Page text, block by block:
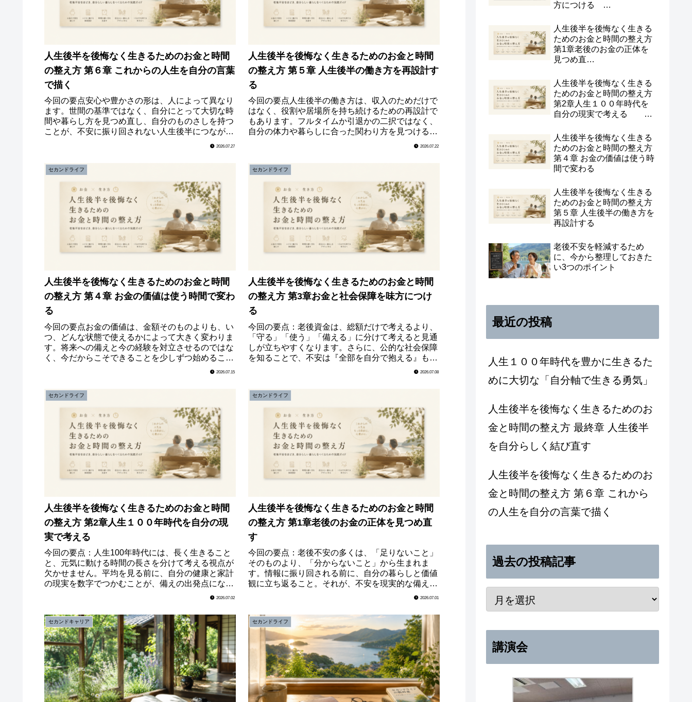
人生後半を後悔なく生きるためのお金と時間
の整え方 第６章 これからの人生を自分の言葉
で描く
今回の要点安心や豊かさの形は、人によって異なり
ます。世間の基準ではなく、自分にとって大切な時
間や暮らし方を見つめ直し、自分のものさしを持つ
ことが、不安に振り回されない人生後半につながり
ます。第６章 これからの人生を自分の言葉で描く
2026.07.27
人生後半を後悔なく生きるためのお金と時間
の整え方 第５章 人生後半の働き方を再設計す
る
今回の要点人生後半の働き方は、収入のためだけで
はなく、役割や居場所を持ち続けるための再設計で
もあります。フルタイムか引退かの二択ではなく、
自分の体力や暮らしに合った関わり方を見つけるこ
とが、前向きな人生後半を支えます。第５章 人生
2026.07.22
セカンドライフ
人生後半を後悔なく生きるためのお金と時間
の整え方 第４章 お金の価値は使う時間で変わ
る
今回の要点お金の価値は、金額そのものよりも、い
つ、どんな状態で使えるかによって大きく変わりま
す。将来への備えと今の経験を対立させるのではな
く、今だからこそできることを少しずつ始めること
が、後悔の少ない人生後半につながります。第４2026.07.15
セカンドライフ
人生後半を後悔なく生きるためのお金と時間
の整え方 第3章お金と社会保障を味方につけ
る
今回の要点：老後資金は、総額だけで考えるより、
「守る」「使う」「備える」に分けて考えると見通
しが立ちやすくなります。さらに、公的な社会保障
を知ることで、不安は『全部を自分で抱える』もの
から『足りない部分を備える』ものへと変わってい
2026.07.08
セカンドライフ
人生後半を後悔なく生きるためのお金と時間
の整え方 第2章人生１００年時代を自分の現
実で考える
今回の要点：人生100年時代には、長く生きること
と、元気に動ける時間の長さを分けて考える視点が
欠かせません。平均を見る前に、自分の健康と家計
の現実を数字でつかむことが、備えの出発点になり
ます。人生１００年時代は既に現実になっている老
2026.07.02
セカンドライフ
人生後半を後悔なく生きるためのお金と時間
の整え方 第1章老後のお金の正体を見つめ直
す
今回の要点：老後不安の多くは、「足りないこと」
そのものより、「分からないこと」から生まれま
す。情報に振り回される前に、自分の暮らしと価値
観に立ち返ること。それが、不安を現実的な備えへ
変える第一歩になります。不安は「足りない」より
2026.07.01
セカンドキャリア セカンドライフ
方につける
人生後半を後悔なく生きる
ためのお金と時間の整え方
第1章老後のお金の正体を
見つめ直
人生後半を後悔なく生きる
ためのお金と時間の整え方
第2章人生１００年時代を
自分の現実で考える
人生後半を後悔なく生きる
ためのお金と時間の整え方
第４章 お金の価値は使う時
間で変わる
人生後半を後悔なく生きる
ためのお金と時間の整え方
第５章 人生後半の働き方を
再設計する
老後不安を軽減するため
に、今から整理しておきた
い3つのポイント
最近の投稿
人生１００年時代を豊かに生きるた
めに大切な「自分軸で生きる勇気」
人生後半を後悔なく生きるためのお
金と時間の整え方 最終章 人生後半
を自分らしく結び直す
人生後半を後悔なく生きるためのお
金と時間の整え方 第６章 これから
の人生を自分の言葉で描く
過去の投稿記事
講演会